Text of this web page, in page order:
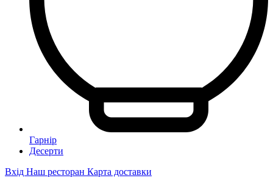
Гарнір
Десерти
Вхід Наш ресторан Карта доставки